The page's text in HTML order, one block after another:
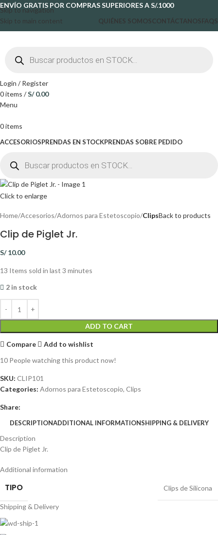
Skip to navigation
Skip to main content
ENVÍO GRATIS POR COMPRAS SUPERIORES A S/.1000
QUIÉNES SOMOSCONTÁCTANOSFAQS
Login / Register
0items /S/0.00
Menu
0items
ACCESORIOSPRENDAS EN STOCKPRENDAS SOBRE PEDIDO
Click to enlarge
Home Accesorios Adornos para Estetoscopio ClipsBack to products
Clip de Piglet Jr.
S/10.00
13 Items sold in last 3 minutes
2 in stock
ADD TO CART
Compare
Add to wishlist
10 People watching this product now!
SKU: CLIP101
Categories: Adornos para Estetoscopio, Clips
Share:
DESCRIPTIONADDITIONAL INFORMATIONSHIPPING & DELIVERY
Description
Clip de Piglet Jr.
Additional information
TIPO Clips de Silicona
Shipping & Delivery